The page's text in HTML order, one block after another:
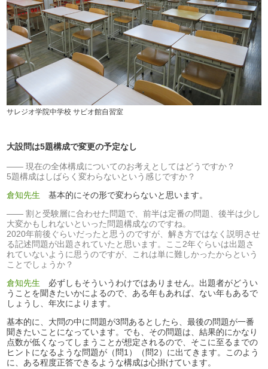
サレジオ学院中学校 サビオ館自習室
大設問は5題構成で変更の予定なし
現在の全体構成についてのお考えとしてはどうですか？
5題構成はしばらく変わらないという感じですか？
倉知先生基本的にその形で変わらないと思います。
割と受験層に合わせた問題で、前半は定番の問題、後半は少し
大変かもしれないといった問題構成なのですね。
2020年前後ぐらいだったと思うのですが、解き方ではなく説明させ
る記述問題が出題されていたと思います。ここ2年ぐらいは出題さ
れていないように思うのですが、これは単に難しかったからという
ことでしょうか？
倉知先生 必ずしもそういうわけではありません。出題者がどうい
うことを聞きたいかによるので、ある年もあれば、ない年もあるで
しょうし、年次によります。
基本的に、大問の中に問題が3問あるとしたら、最後の問題が一番
聞きたいことになっています。でも、その問題は、結果的にかなり
点数が低くなってしまうことが想定されるので、そこに至るまでの
ヒントになるような問題が（問1）（問2）に出てきます。このよう
に、ある程度正答できるような構成は心掛けています。